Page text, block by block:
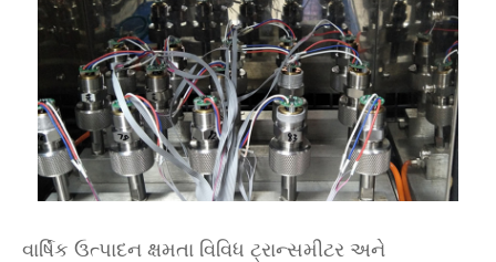
વાર્ષિક ઉત્પાદન ક્ષમતા વિવિધ ટ્રાન્સમીટર અને